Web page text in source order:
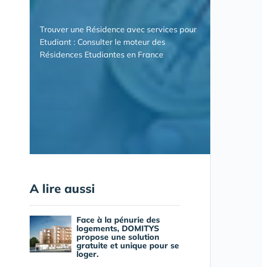
Trouver une Résidence avec services pour
Etudiant : Consulter le moteur des
Résidences Etudiantes en France
A lire aussi
Face à la pénurie des
logements, DOMITYS
propose une solution
gratuite et unique pour se
loger.